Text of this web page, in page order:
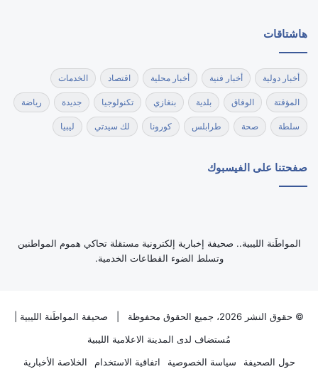
هاشتاقات
أخبار دولية أخبار فنية أخبار محلية اقتصاد الخدمات
المؤقتة الوفاق بلدية بنغازي تكنولوجيا جديدة رياضة
سلطة صحة طرابلس كورونا لك سيدتي ليبيا
صفحتنا على الفيسبوك
‏المواطَنة الليبية.. صحيفة إخبارية إلكترونية مستقلة تحاكي هموم المواطنين
وتسلط الضوء القطاعات الخدمية.
© حقوق النشر 2026، جميع الحقوق محفوظة | صحيفة المواطَنة الليبية
مُستضاف لدى المدينة الاعلامية الليبية
حول الصحيفة
سياسة الخصوصية اتفاقية الاستخدام الخلاصة الأخبارية